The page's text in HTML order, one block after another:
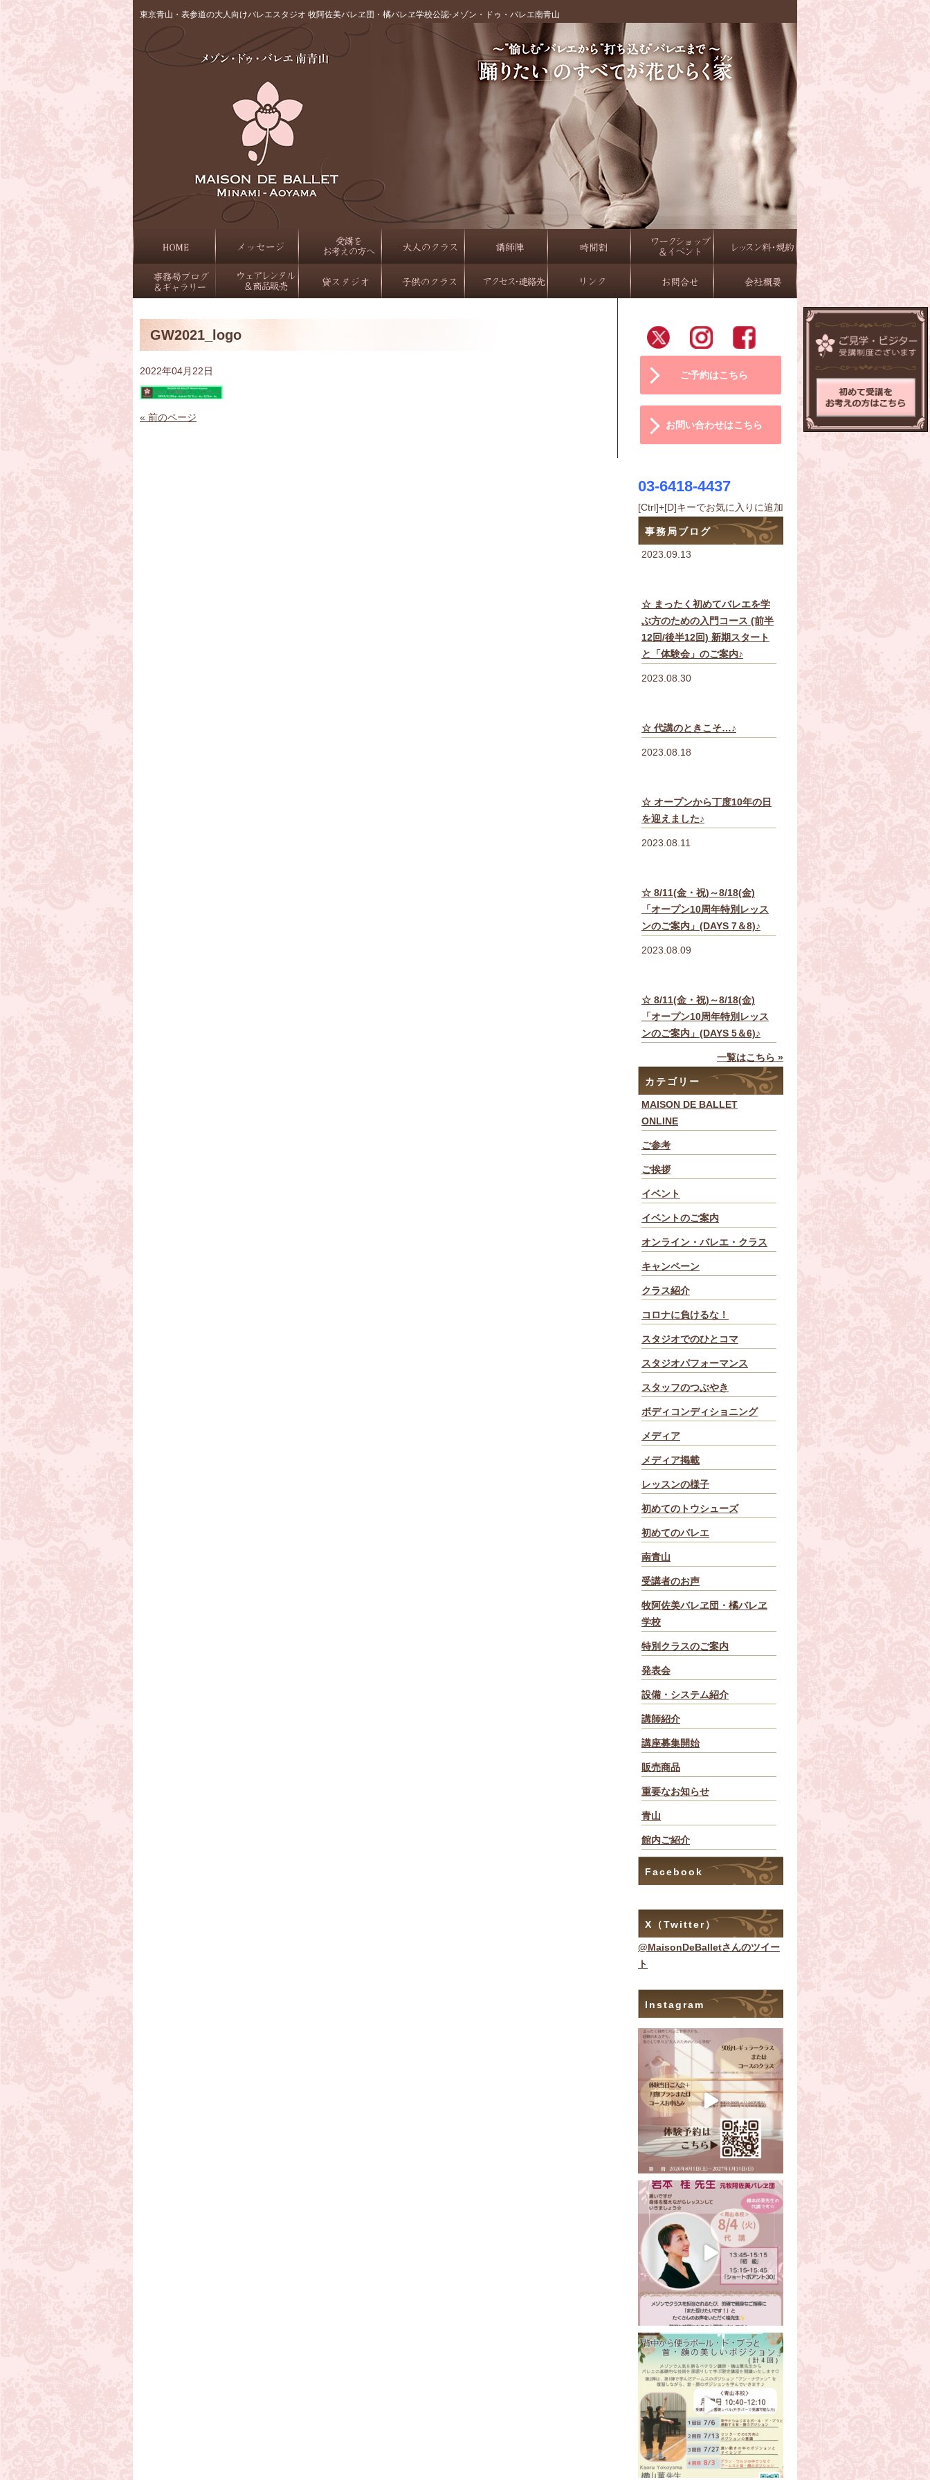
東京青山・表参道の大人向けバレエスタジオ 牧阿佐美バレヱ団・橘バレヱ学校公認‐メゾン・ドゥ・バレエ南青山
GW2021_logo
2022年04月22日
« 前のページ
ご予約はこちら
お問い合わせはこちら
03-6418-4437
[Ctrl]+[D]キーでお気に入りに追加
事務局ブログ
2023.09.13
☆ まったく初めてバレエを学
ぶ方のための入門コース (前半
12回/後半12回) 新期スタート
と「体験会」のご案内♪
2023.08.30
☆ 代講のときこそ…♪
2023.08.18
☆ オープンから丁度10年の日
を迎えました♪
2023.08.11
☆ 8/11(金・祝)～8/18(金)
「オープン10周年特別レッス
ンのご案内」(DAYS 7＆8)♪
2023.08.09
☆ 8/11(金・祝)～8/18(金)
「オープン10周年特別レッス
ンのご案内」(DAYS 5＆6)♪
一覧はこちら »
カテゴリー
MAISON DE BALLET
ONLINE
ご参考
ご挨拶
イベント
イベントのご案内
オンライン・バレエ・クラス
キャンペーン
クラス紹介
コロナに負けるな！
スタジオでのひとコマ
スタジオパフォーマンス
スタッフのつぶやき
ボディコンディショニング
メディア
メディア掲載
レッスンの様子
初めてのトウシューズ
初めてのバレエ
南青山
受講者のお声
牧阿佐美バレヱ団・橘バレヱ
学校
特別クラスのご案内
発表会
設備・システム紹介
講師紹介
講座募集開始
販売商品
重要なお知らせ
青山
館内ご紹介
Facebook
X（Twitter）
@MaisonDeBalletさんのツイー
ト
Instagram